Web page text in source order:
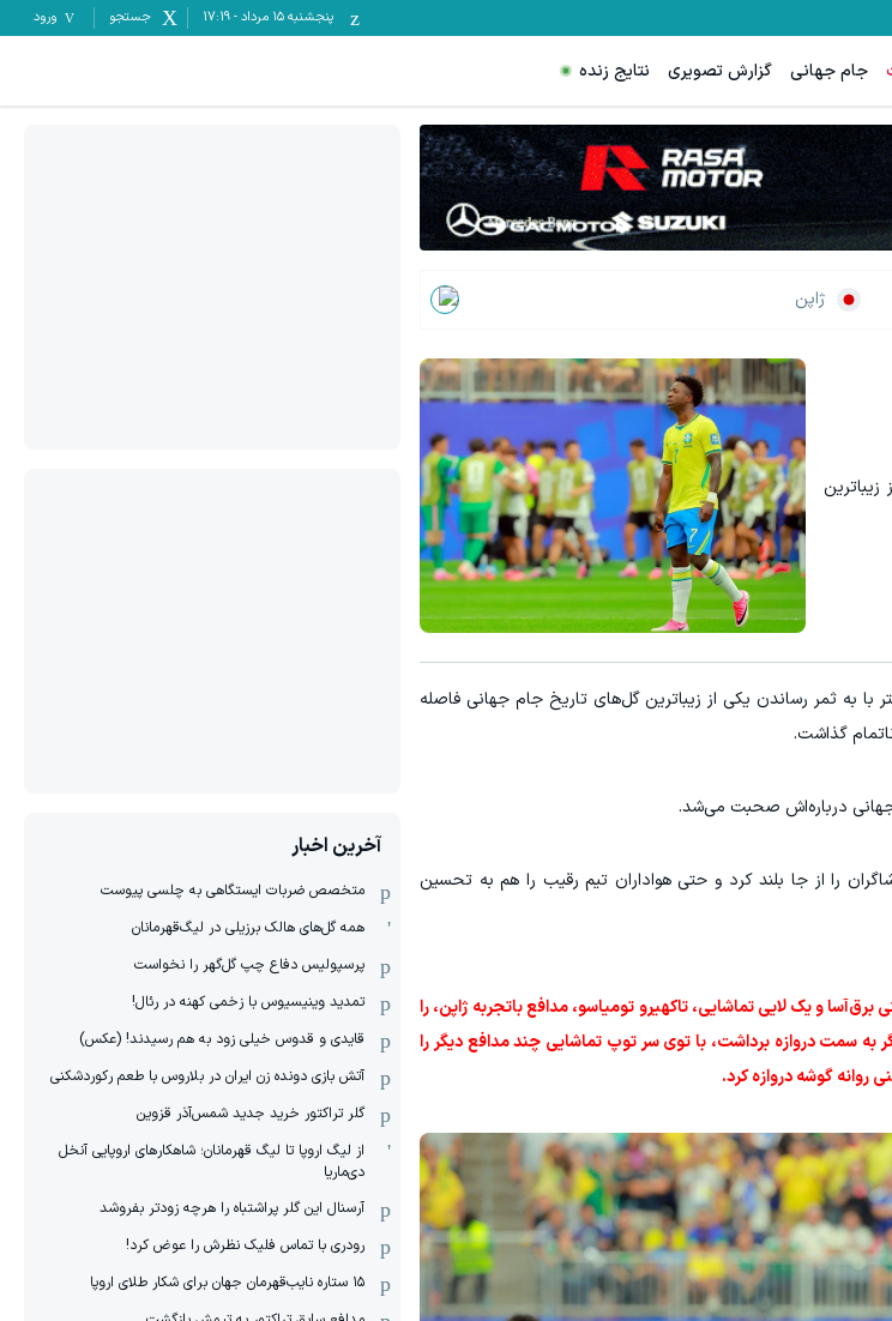
پنجشنبه ۱۵ مرداد -
17:19 جستجو ورود
جام جهانی گزارش تصویری نتایج زنده
ژاپن
با به ثمر رساندن یکی از زیباترین گل‌های تاریخ جام جهانی فاصله
گذاشت.
جهانی درباره‌اش صحبت می‌شد.
را از جا بلند کرد و حتی هواداران تیم رقیب را هم به تحسین
و یک لایی تماشایی، تاکهیرو تومیاسو، مدافع باتجربه ژاپن، را
به سمت دروازه برداشت، با توی سر توپ تماشایی چند مدافع دیگر را
گوشه دروازه کرد.
آخرین اخبار
متخصص ضربات ایستگاهی به چلسی پیوست
همه گل‌های هالک برزیلی در لیگ‌قهرمانان
پرسپولیس دفاع چپ گل‌گهر را نخواست
تمدید وینیسیوس با زخمی کهنه در رئال!
قایدی و قدوس خیلی زود به هم رسیدند! (عکس)
آتش بازی دونده زن ایران در بلاروس با طعم رکوردشکنی
گلر تراکتور خرید جدید شمس‌آذر قزوین
از لیگ اروپا تا لیگ قهرمانان؛ شاهکارهای اروپایی آنخل
دی‌ماریا
آرسنال این گلر پراشتباه را هرچه زودتر بفروشد
رودری با تماس فلیک نظرش را عوض کرد!
١۵ ستاره نایب‌قهرمان جهان برای شکار طلای اروپا